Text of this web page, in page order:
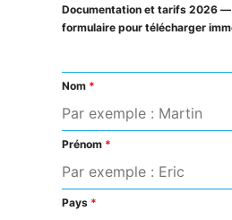
Documentation et tarifs 2026
formulaire pour télécharger
Nom *
Prénom *
Pays *